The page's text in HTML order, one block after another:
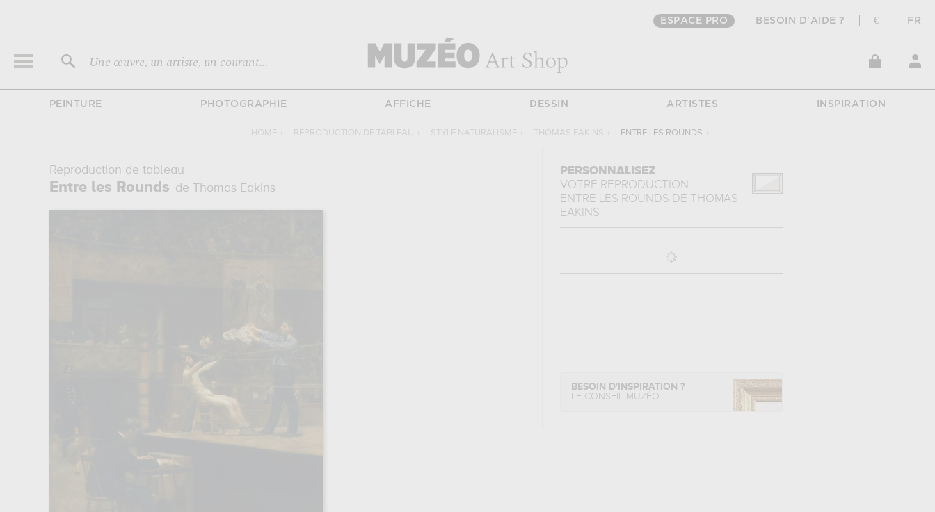
ESPACE PRO BESOIN D'AIDE ? € FR
Une œuvre, un artiste, un courant...
PEINTURE PHOTOGRAPHIE AFFICHE DESSIN ARTISTES INSPIRATION
HOME › REPRODUCTION DE TABLEAU › STYLE NATURALISME › THOMAS EAKINS › ENTRE LES ROUNDS ›
Reproduction de tableau
Entre les Rounds de Thomas Eakins
PERSONNALISEZ
VOTRE REPRODUCTION
ENTRE LES ROUNDS DE
THOMAS
EAKINS
BESOIN D'INSPIRATION ?
LE CONSEIL MUZÉO